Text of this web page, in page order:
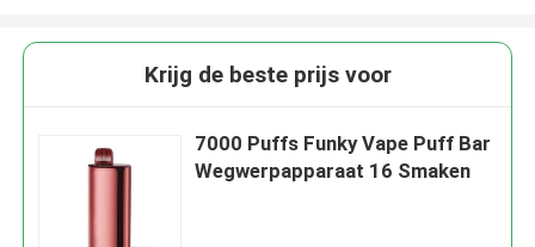
Krijg de beste prijs voor
7000 Puffs Funky Vape Puff Bar
Wegwerpapparaat 16 Smaken